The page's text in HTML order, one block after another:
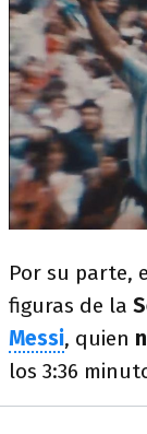
Por su parte,
figuras de la
Messi, quien
los 3:36